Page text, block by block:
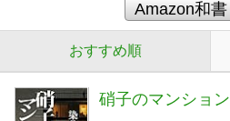
おすすめ順
硝子のマンション